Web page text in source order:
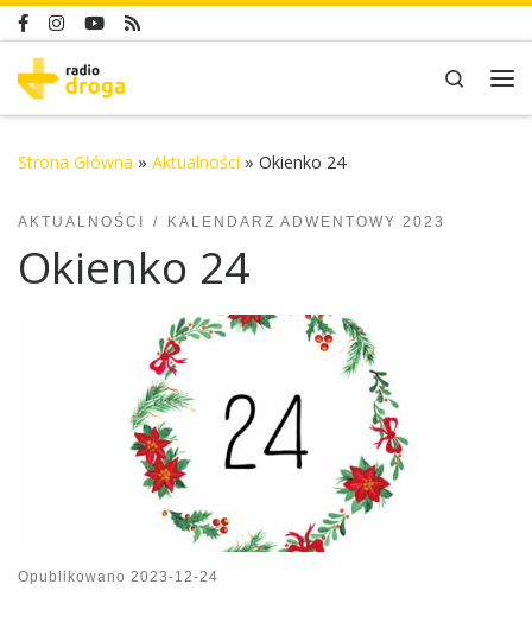
Skip to content
Search
Strona Główna » Aktualności » Okienko 24
AKTUALNOŚCI KALENDARZ ADWENTOWY 2023
Okienko 24
Opublikowano 2023-12-24